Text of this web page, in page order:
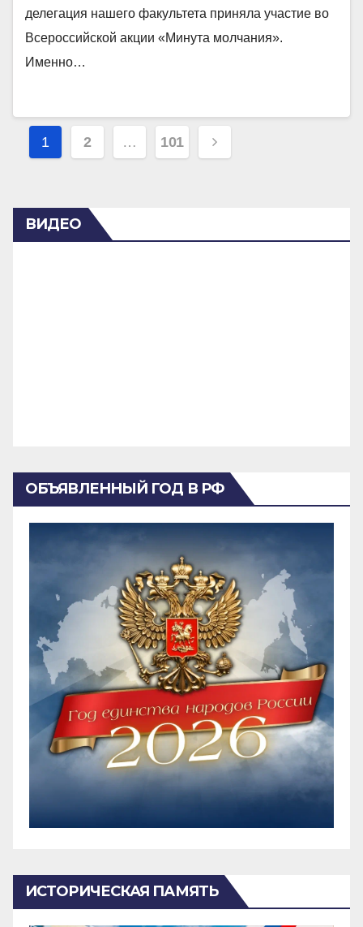
делегация нашего факультета приняла участие во
Всероссийской акции «Минута молчания».
Именно…
Пагинация
1 2 … 101
ВИДЕО
ОБЪЯВЛЕННЫЙ ГОД В РФ
ИСТОРИЧЕСКАЯ ПАМЯТЬ